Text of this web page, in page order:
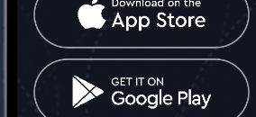
Контакт
Грузия: Тбилиси
Телефон: +442030340050